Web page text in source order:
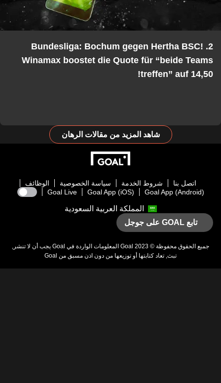
2. Bundesliga: Bochum gegen Hertha BSC!
Winamax boostet die Quote für “beide
treffen” auf
شاهد المزيد من مقالات الرهان
اتصل بنا شروط الخدمة سياسة الخصوصية
الوظائف
Goal App (Android)
Goal App (iOS)
Goal Live
المملكة العربية السعودية
الحقوق محفوظة © 2023 Goalالمعلومات الواردة فيGoal يجب أن لا تنشر,
تبث, تعاد كتابتها أو توزيعها من دون اذن مسبق منGoal